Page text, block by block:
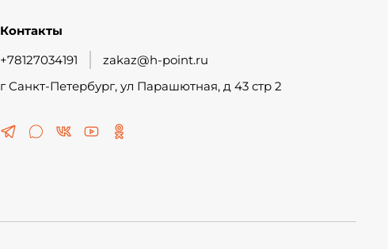
Контакты
+78127034191
zakaz@h-point.ru
г Санкт-Петербург, ул Парашютная, д 43 стр 2